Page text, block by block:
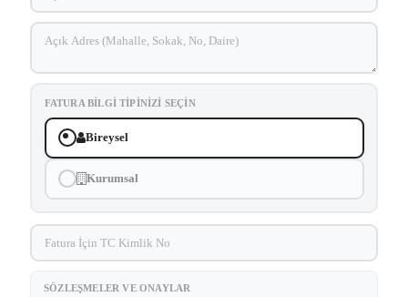
FATURA BILGI TIPINIZI SEÇIN
Bireysel
Kurumsal
SÖZLEŞMELER VE ONAYLAR